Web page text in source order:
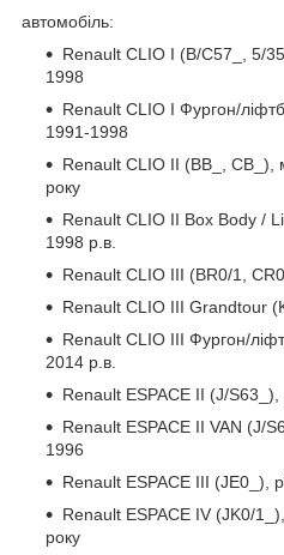
автомобіль:
Renault CLIO I (B/C57_, 5/
1998
Renault CLIO I Фургон/
1991-1998
Renault CLIO II (BB_, CB_),
року
Renault CLIO II Box Body /
1998 р.в.
Renault CLIO III (BR0/1,
Renault CLIO III Grandtour
Renault CLIO III Фургон/
2014 р.в.
Renault ESPACE II (J/S63_),
Renault ESPACE II VAN (J/
1996
Renault ESPACE III (JE0_),
Renault ESPACE IV (JK0/
року